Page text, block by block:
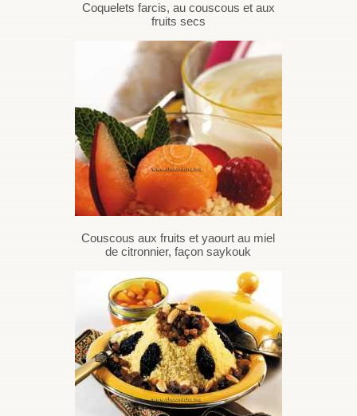
Coquelets farcis, au couscous et aux
fruits secs
Couscous aux fruits et yaourt au miel
de citronnier, façon saykouk